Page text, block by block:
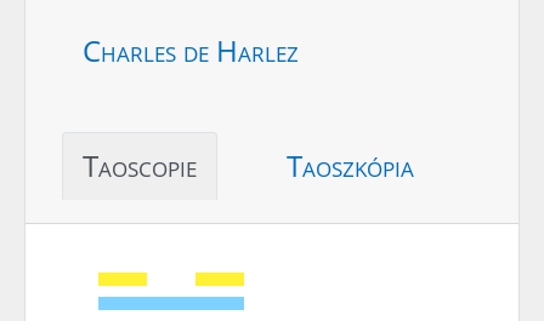
Charles de Harlez
Taoscopie Taoszkópia